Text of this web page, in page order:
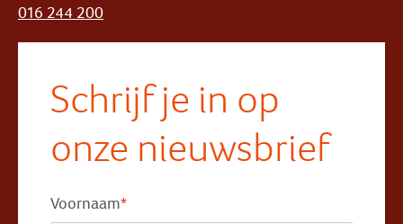
016 244 200
Schrijf je in op
onze nieuwsbrief
Voornaam*